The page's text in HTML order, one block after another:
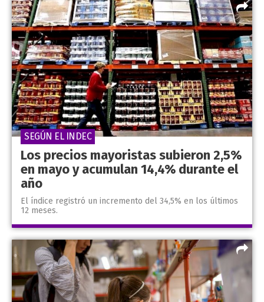
Los precios mayoristas subieron 2,5%
en mayo y acumulan 14,4% durante el
año
El índice registró un incremento del 34,5% en los últimos
12 meses.
SEGÚN EL INDEC